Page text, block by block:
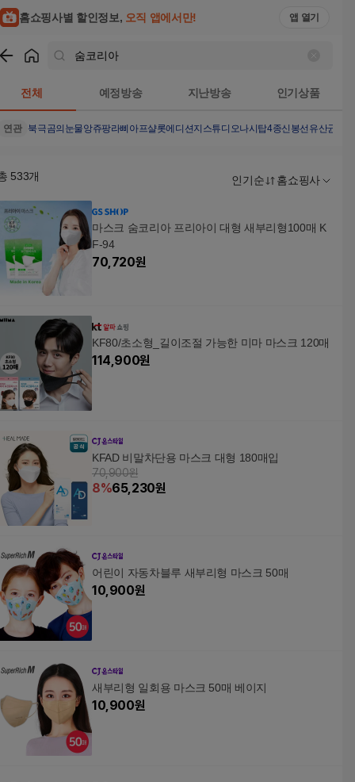
홈쇼핑사별 할인정보, 오직 앱에서만! 앱 열기
전체 예정방송 지난방송 인기상품
연관 북극곰의눈물앙쥬팡라삐아프샬롯에디션지스튜디오나시탑4종신봉선유산균
533개 인기순 홈쇼핑사
마스크 숨코리아 프리아이 대형 새부리형100매 K
F-94
70,720원
KF80/초소형_길이조절 가능한 미마 마스크 120매
114,900원
KFAD 비말차단용 마스크 대형 180매입
70,900원
8%65,230원
어린이 자동차블루 새부리형 마스크 50매
10,900원
새부리형 일회용 마스크 50매 베이지
10,900원